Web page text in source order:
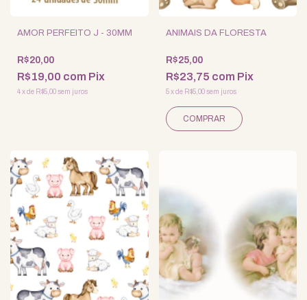
AMOR PERFEITO J - 30MM
R$20,00
R$19,00 com Pix
4xde R$5,00sem juros
ANIMAIS DA FLORESTA
R$25,00
R$23,75 com Pix
5 xde R$5,00 sem juros